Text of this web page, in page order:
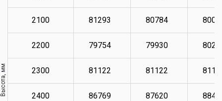
Высота, мм
2100 81293 80784
2200 79754 79930
2300 81122 81122
2400 86769 87620